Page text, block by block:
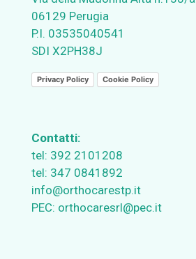
06129 Perugia
P.I. 03535040541
SDI X2PH38J
Privacy Policy Cookie Policy
Contatti:
tel: 392 2101208
tel: 347 0841892
info@orthocarestp.it
PEC: orthocaresrl@pec.it